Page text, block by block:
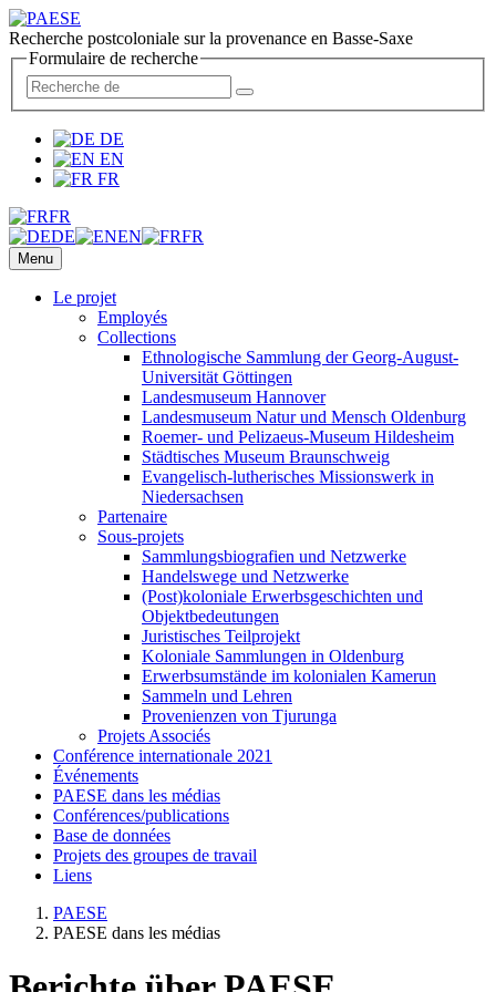
Recherche postcoloniale sur la provenance en Basse-Saxe
Formulaire de recherche
DE
EN
FR
FR
DE
EN FR
Menu
Le projet
Employés
Collections
Ethnologische Sammlung der Georg-August-
Universität Göttingen
Landesmuseum Hannover
Landesmuseum Natur und Mensch Oldenburg
Roemer- und Pelizaeus-Museum Hildesheim
Städtisches Museum Braunschweig
Evangelisch-lutherisches Missionswerk in
Niedersachsen
Partenaire
Sous-projets
Sammlungsbiografien und Netzwerke
Handelswege und Netzwerke
(Post)koloniale Erwerbsgeschichten und
Objektbedeutungen
Juristisches Teilprojekt
Koloniale Sammlungen in Oldenburg
Erwerbsumstände im kolonialen Kamerun
Sammeln und Lehren
Provenienzen von Tjurunga
Projets Associés
Conférence internationale 2021
Événements
PAESE dans les médias
Conférences/publications
Base de données
Projets des groupes de travail
Liens
PAESE
PAESE dans les médias